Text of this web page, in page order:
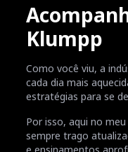
Klumpp
Como você viu, a
cada dia mais
estratégias para se
Por isso, aqui no
sempre trago